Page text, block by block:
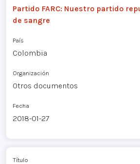
Partido FARC: Nuestro partido
de sangre
País
Colombia
Organización
Otros documentos
Fecha
2018-01-27
Título